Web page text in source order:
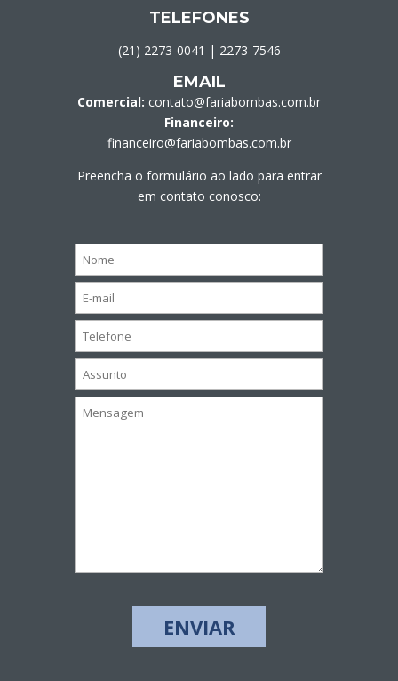
TELEFONES
(21) 2273-0041 | 2273-7546
EMAIL
Comercial: contato@fariabombas.com.br
Financeiro:
financeiro@fariabombas.com.br
Preencha o formulário ao lado para entrar
em contato conosco: